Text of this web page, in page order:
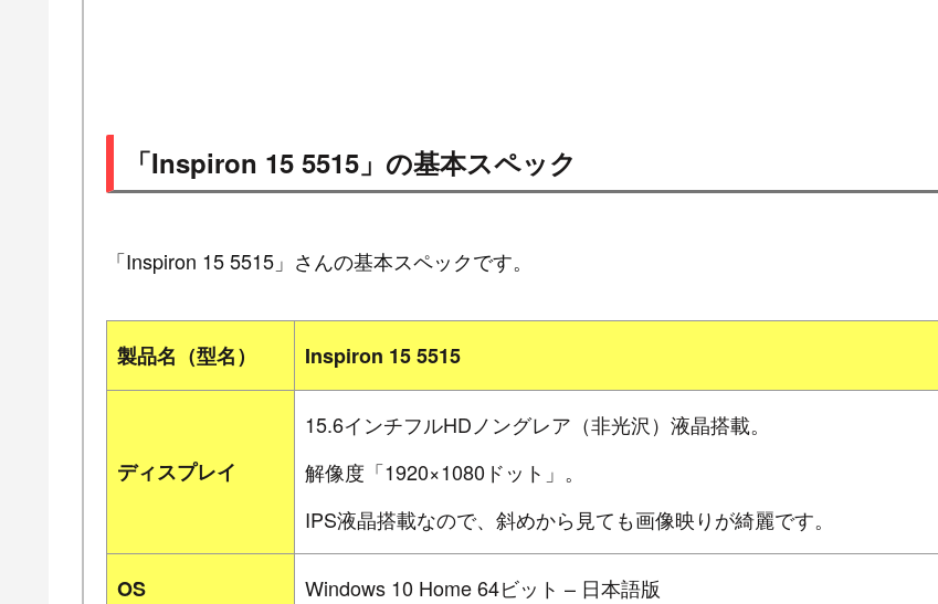
「Inspiron 15 5515」の基本スペック
「Inspiron 15 5515」さんの基本スペックです。
製品名（型名） Inspiron 15 5515
ディスプレイ
15.6インチフルHDノングレア（非光沢）液晶搭載。
解像度「1920×1080ドット」。
IPS液晶搭載なので、斜めから見ても画像映りが綺麗です。
OS Windows 10 Home 64ビット – 日本語版